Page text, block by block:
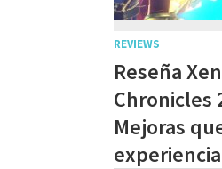
REVIEWS
Reseña
Chronicles
Mejoras
experiencia